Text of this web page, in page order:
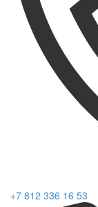
+7 812 336 16 53